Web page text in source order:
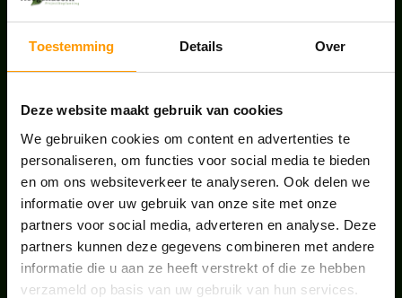
Toestemming Details Over
Deze website maakt gebruik van cookies
We gebruiken cookies om content en advertenties te
personaliseren, om functies voor social media te bieden
en om ons websiteverkeer te analyseren. Ook delen we
informatie over uw gebruik van onze site met onze
partners voor social media, adverteren en analyse. Deze
partners kunnen deze gegevens combineren met andere
informatie die u aan ze heeft verstrekt of die ze hebben
verzameld op basis van uw gebruik van hun services.
PAKKEN WE HET AAN
augustus 7, 2026
UNION HOUSE UTRECHT
juli 28, 2026
ONS TEAM GROEIT VERDER